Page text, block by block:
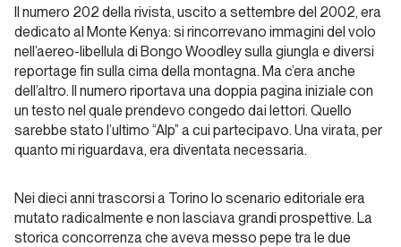
lontananza
Cinquant’anni
di carta
verticale:
quale futuro?
Dalla carta all'etere
Il numero 202 della rivista, uscito a settembre del 2002, era
dedicato al Monte Kenya: si rincorrevano immagini del volo
nell’aereo-libellula di Bongo Woodley sulla giungla e diversi
reportage fin sulla cima della montagna. Ma c’era anche
dell’altro. Il numero riportava una doppia pagina iniziale con
un testo nel quale prendevo congedo dai lettori. Quello
sarebbe stato l’ultimo “Alp” a cui partecipavo. Una virata, per
quanto mi riguardava, era diventata necessaria.
Nei dieci anni trascorsi a Torino lo scenario editoriale era
mutato radicalmente e non lasciava grandi prospettive. La
storica concorrenza che aveva messo pepe tra le due